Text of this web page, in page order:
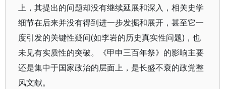
上，其提出的问题却没有继续延展和深入，相关史学
细节在后来并没有得到进一步发掘和展开，甚至它一
度引发的关键性疑问(如李岩的历史真实性问题)，也
未见有实质性的突破。《甲申三百年祭》的影响主要
还是集中于国家政治的层面上，是长盛不衰的政党整
风文献。